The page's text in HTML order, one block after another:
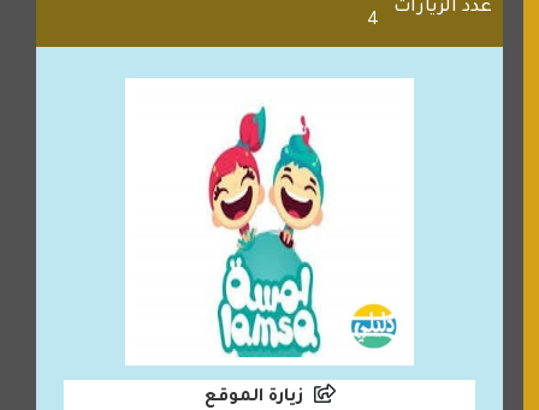
عدد الزيارات
4
زيارة الموقع